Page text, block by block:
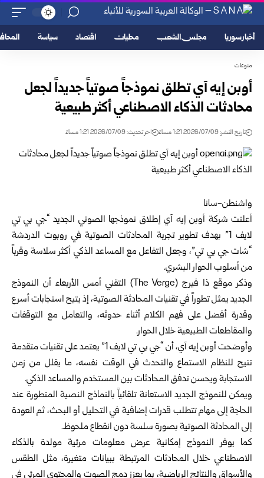
أخبار سوريا مجلس الشعب محليات اقتصاد سياسة
منوعات
أوبن إيه آي تطلق نموذجاً صوتياً جديداً لجعل
محادثات الذكاء الاصطناعي أكثر طبيعية
تاريخ النشر: 2026/07/09 1:21 مساءً اخر تحديث: 2026/07/09 1:21 مساءً
واشنطن-سانا
أعلنت شركة أوبن إيه آي إطلاق نموذجها الصوتي الجديد “جي بي تي
لايف 1” بهدف تطوير تجربة المحادثات الصوتية في روبوت الدردشة
“شات جي بي تي”، وجعل التفاعل مع المساعد الذكي أكثر سلاسة وقرباً
من أسلوب الحوار البشري.
وذكر موقع ذا فيرج (The Verge) التقني أمس الأربعاء أن النموذج
الجديد يمثل تطوراً في تقنيات المحادثة الصوتية، إذ يتيح استجابات أسرع
وقدرة أفضل على فهم الكلام أثناء حدوثه، والتعامل مع التوقفات
والمقاطعات الطبيعية خلال الحوار.
وأوضحت أوبن إيه آي، أن “جي بي تي لايف 1” يعتمد على تقنيات متقدمة
تتيح للنظام الاستماع والتحدث في الوقت نفسه، ما يقلل من زمن
الاستجابة ويحسن تدفق المحادثات بين المستخدم والمساعد الذكي.
ويمكن للنموذج الجديد الاستعانة تلقائياً بالنماذج النصية المتطورة عند
الحاجة إلى مهام تتطلب قدرات إضافية في التحليل أو البحث، ثم العودة
إلى المحادثة الصوتية بصورة سلسة دون انقطاع ملحوظ.
كما يوفر النموذج إمكانية عرض معلومات مرئية مولدة بالذكاء
الاصطناعي خلال المحادثات المرتبطة ببيانات متغيرة، مثل الطقس
والأسواق والنتائج الرياضية، بما يعزز دمج الصوت والمحتوى المرئي في